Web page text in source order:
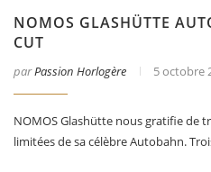
NOMOS GLASHÜTTE
CUT
parPassion Horlogère 5 octobre
NOMOS Glashütte nous gratifie de
limitées de sa célèbre Autobahn.